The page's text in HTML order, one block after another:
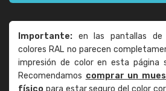
Importante: en las pantallas de
colores RAL no parecen
impresión de color en esta página
Recomendamos comprar un
físico para estar seguro del color